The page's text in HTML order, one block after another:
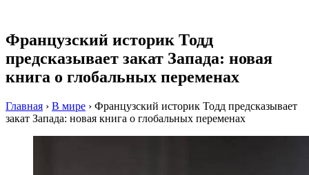
Французский историк Тодд
предсказывает закат Запада: новая
книга о глобальных переменах
Главная › В мире › Французский историк Тодд предсказывает
закат Запада: новая книга о глобальных переменах